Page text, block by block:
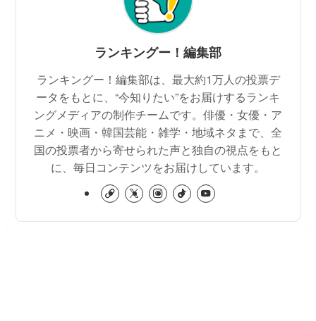
ランキングー！編集部
ランキングー！編集部は、最大約1万人の投票デ
ータをもとに、“今知りたい”をお届けするランキ
ングメディアの制作チームです。俳優・女優・ア
ニメ・映画・韓国芸能・雑学・地域ネタまで、全
国の投票者から寄せられた声と独自の視点をもと
に、毎日コンテンツをお届けしています。